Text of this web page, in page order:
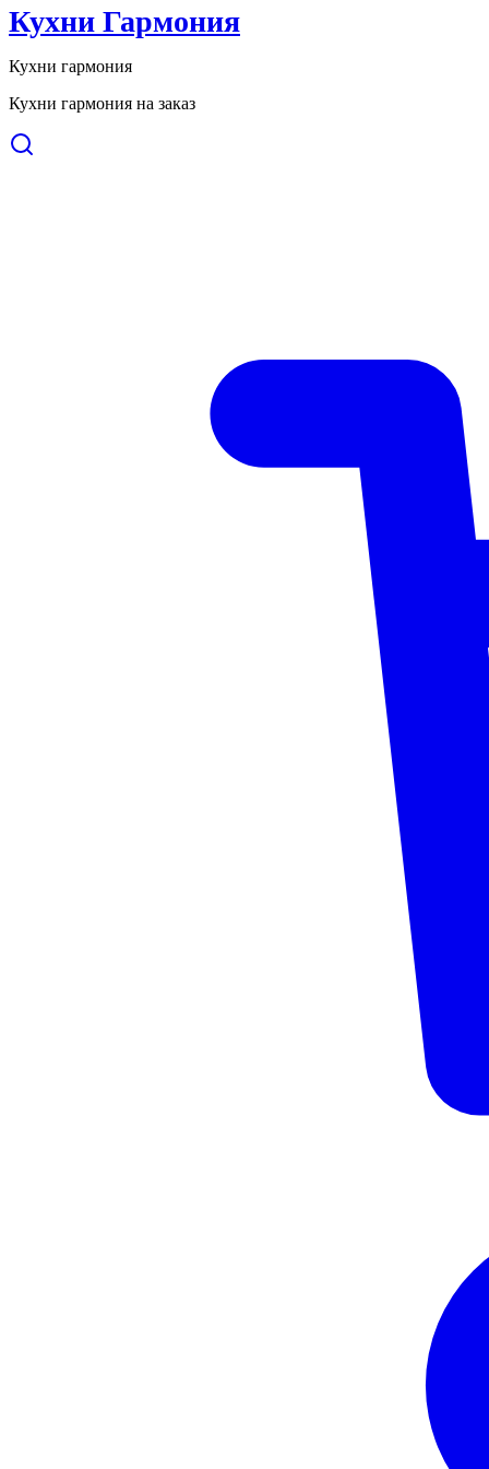
Кухни Гармония
Кухни гармония
Кухни гармония на заказ